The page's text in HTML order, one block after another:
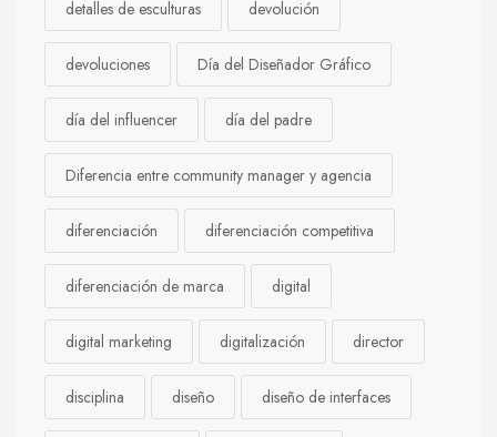
detalles de esculturas devolución
devoluciones Día del Diseñador Gráfico
día del influencer día del padre
Diferencia entre community manager y agencia
diferenciación diferenciación competitiva
diferenciación de marca digital
digital marketing digitalización director
disciplina diseño diseño de interfaces